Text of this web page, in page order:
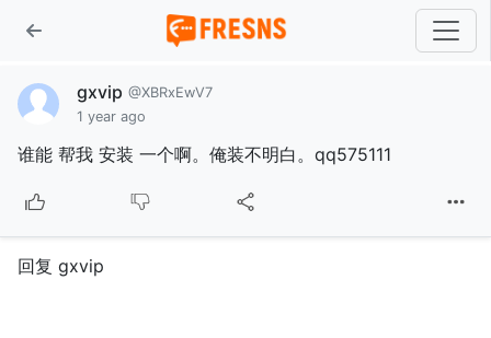
gxvip @XBRxEwV7
1 year ago
谁能 帮我 安装 一个啊。俺装不明白。qq575111
回复 gxvip